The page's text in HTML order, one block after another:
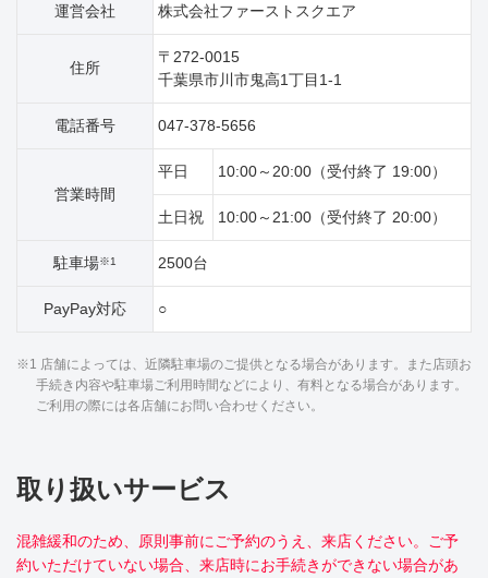
運営会社 株式会社ファーストスクエア
住所
〒272-0015
千葉県市川市鬼高1丁目1‐1
電話番号 047-378-5656
営業時間
平日 10:00～20:00（受付終了 19:00）
土日祝 10:00～21:00（受付終了 20:00）
駐車場※1 2500台
PayPay対応 ○
※1 店舗によっては、近隣駐車場のご提供となる場合があります。また店頭お
手続き内容や駐車場ご利用時間などにより、有料となる場合があります。
ご利用の際には各店舗にお問い合わせください。
取り扱いサービス
混雑緩和のため、原則事前にご予約のうえ、来店ください。ご予
約いただけていない場合、来店時にお手続きができない場合があ